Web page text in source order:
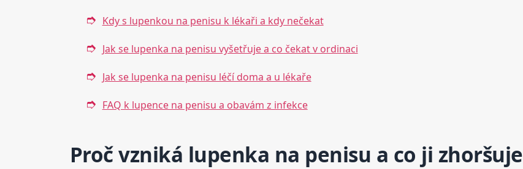
Kdy s lupenkou na penisu k lékaři a kdy nečekat
Jak se lupenka na penisu vyšetřuje a co čekat v ordinaci
Jak se lupenka na penisu léčí doma a u lékaře
FAQ k lupence na penisu a obavám z infekce
Proč vzniká lupenka na penisu a co ji zhoršuje